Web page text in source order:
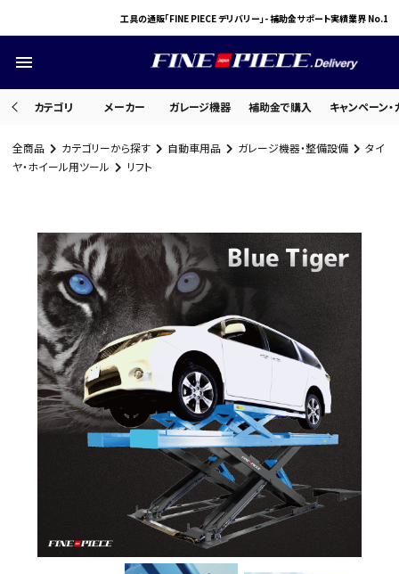
工具の通販「FINE PIECE デリバリー」- 補助金サポート実績業界 No.1
menu
カテゴリ メーカー ガレージ機器 補助金で購入 キャンペーン
ACCOUNT MENU
ようこそ ゲスト 様
ログイン person 会員登録
カテゴリから選ぶ
全商品 カテゴリーから探す 自動車用品 ガレージ機器・整備設備
タイ
ヤ・ホイール用ツール
リフト